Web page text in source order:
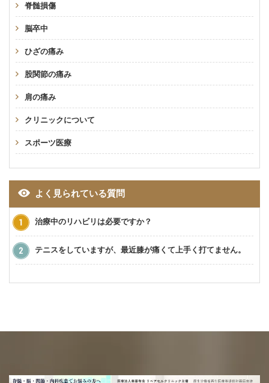
脊髄損傷
脳卒中
ひざの痛み
股関節の痛み
肩の痛み
クリニックについて
スポーツ医療
よく見られている質問
治療中のリハビリは必要ですか？
テニスをしていますが、最近膝が痛くて上手く打てません。